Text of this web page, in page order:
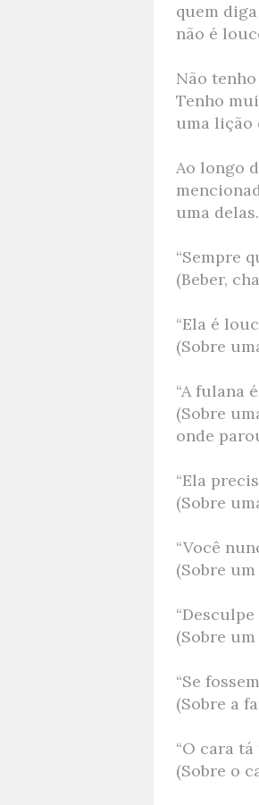
quem
não é
Não
Tenho
uma lição
Ao longo
uma
“Sempre
(Beber,
“Ela é
(Sobre
“A fulana
(Sobre
onde
“Ela
(Sobre
“Você
(Sobre
(Sobre
“Se
(Sobre a
“O cara
(Sobre o